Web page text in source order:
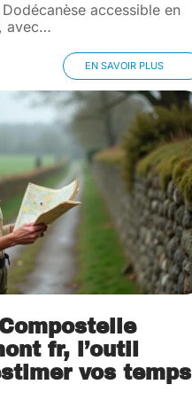
accessible en
avec…
EN SAVOIR PLUS
fr, l’outil
vos temps